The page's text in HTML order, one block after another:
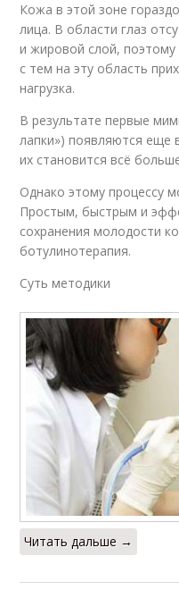
Кожа в этой зоне
лица. В области глаз
и жировой слой, поэтому
с тем на эту область
нагрузка.
В результате первые
лапки») появляются еще
их становится всё
Однако этому процессу
Простым, быстрым и
сохранения молодости
ботулинотерапия.
Суть методики
Читать дальше →